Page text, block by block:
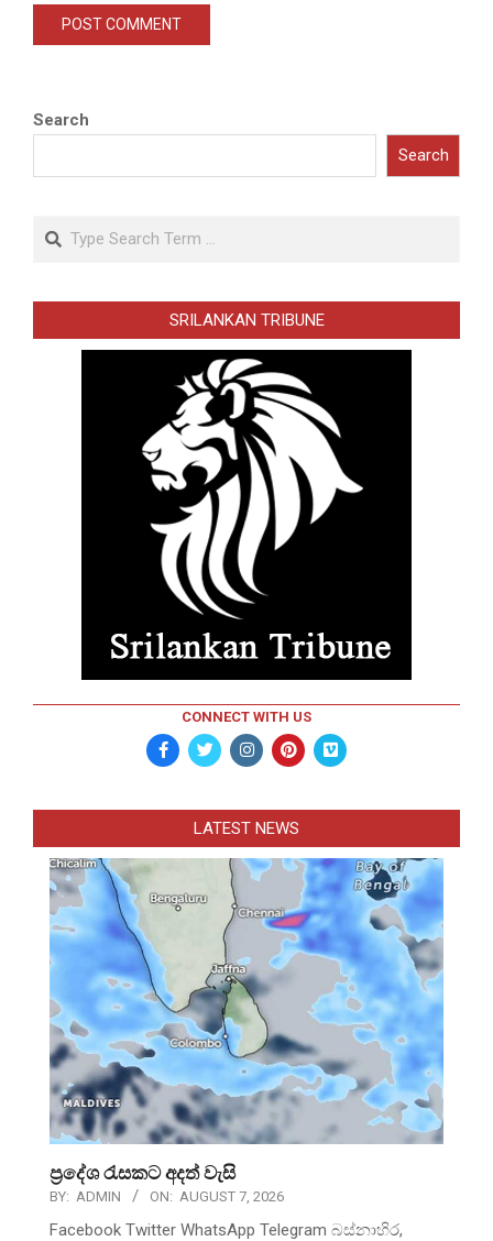
Search
Search
Search
SRILANKAN TRIBUNE
CONNECT WITH US
LATEST NEWS
ප්‍රදේශ රැසකට අදත් වැසි
BY: ADMIN ON: AUGUST 7, 2026
Facebook Twitter WhatsApp Telegram බස්නාහිර,